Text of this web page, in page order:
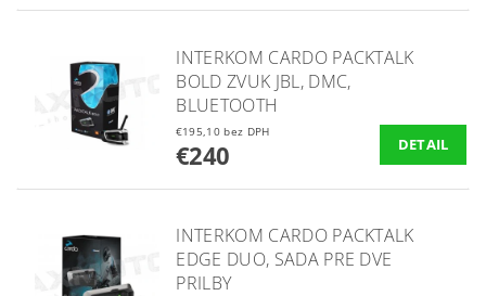
INTERKOM CARDO PACKTALK
BOLD ZVUK JBL, DMC,
BLUETOOTH
€195,10 bez DPH
€240 DETAIL
INTERKOM CARDO PACKTALK
EDGE DUO, SADA PRE DVE
PRILBY